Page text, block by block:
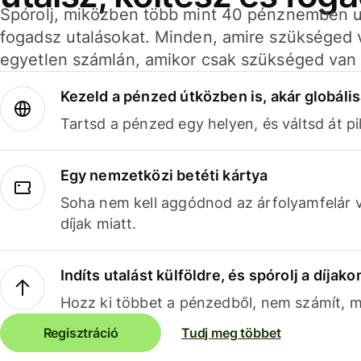
Spórolj, miközben több mint 40 pénznemben
fogadsz utalásokat. Minden, amire szükséged
egyetlen számlán, amikor csak szükséged van
Kezeld a pénzed útközben is, akár
Tartsd a pénzed egy helyen, és váltsd át
Egy nemzetközi betéti kártya
Soha nem kell aggódnod az árfolyamfelár
díjak miatt.
Indíts utalást külföldre, és spórolj a
Hozz ki többet a pénzedből, nem számít,
Regisztráció Tudj meg többet